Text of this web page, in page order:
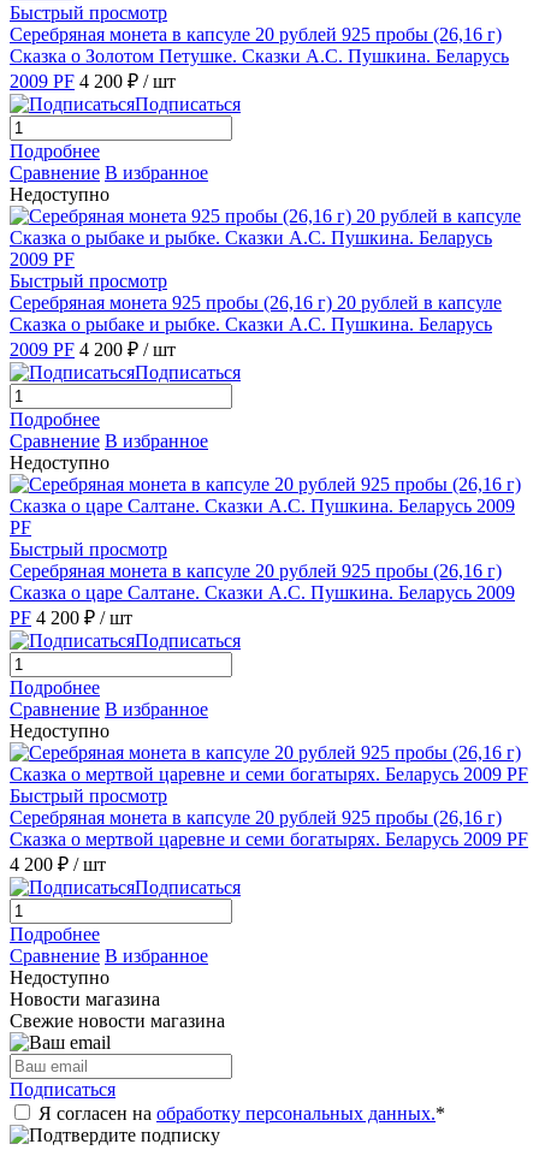
Быстрый просмотр
Серебряная монета в капсуле 20 рублей 925 пробы (26,16 г)
Сказка о Золотом Петушке. Сказки А.С. Пушкина. Беларусь
2009 PF 4 200 ₽ / шт
Подписаться
Подробнее
Сравнение В избранное
Недоступно
Быстрый просмотр
Серебряная монета 925 пробы (26,16 г) 20 рублей в капсуле
Сказка о рыбаке и рыбке. Сказки А.С. Пушкина. Беларусь
2009 PF 4 200 ₽ / шт
Подписаться
Подробнее
Сравнение В избранное
Недоступно
Быстрый просмотр
Серебряная монета в капсуле 20 рублей 925 пробы (26,16 г)
Сказка о царе Салтане. Сказки А.С. Пушкина. Беларусь 2009
PF 4 200 ₽ / шт
Подписаться
Подробнее
Сравнение В избранное
Недоступно
Быстрый просмотр
Серебряная монета в капсуле 20 рублей 925 пробы (26,16 г)
Сказка о мертвой царевне и семи богатырях. Беларусь 2009 PF
4 200 ₽ / шт
Подписаться
Подробнее
Сравнение В избранное
Недоступно
Новости магазина
Свежие новости магазина
Подписаться
Я согласен на обработку персональных данных.*